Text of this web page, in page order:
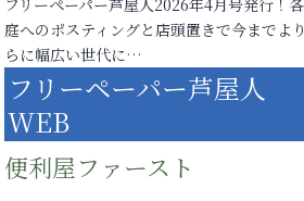
フリーペーパー芦屋人2026年4月号発行！
庭へのポスティングと店頭置きで今までよ
らに幅広い世代に…
フリーペーパー芦屋人
WEB
便利屋ファースト